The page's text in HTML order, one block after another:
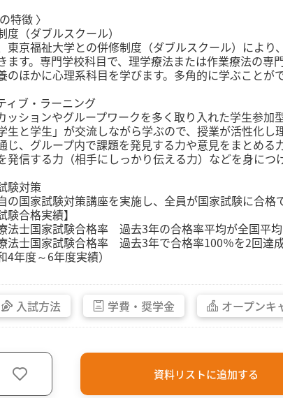
特徴 〉
（ダブルスクール）
東京福祉大学との併修制度（ダブルスクール）によ
ます。専門学校科目で、理学療法または作業療法の
のほかに心理系科目を学びます。多角的に学ぶことが
ィブ・ラーニング
ッションやグループワークを多く取り入れた学生参加
生と学生」が交流しながら学ぶので、授業が活性化し
じ、グループ内で課題を発見する力や意見をまとめ
発信する力（相手にしっかり伝える力）などを身につ
験対策
の国家試験対策講座を実施し、全員が国家試験に合格
験合格実績】
法士国家試験合格率 過去3年の合格率平均が全国平均
法士国家試験合格率 過去3年で合格率100％を2回達
4年度～6年度実績）
入試方法 学費・ 奨学金 オープンキ
資料リストに追加する